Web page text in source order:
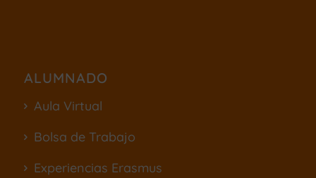
ALUMNADO
Aula Virtual
Bolsa de Trabajo
Experiencias Erasmus